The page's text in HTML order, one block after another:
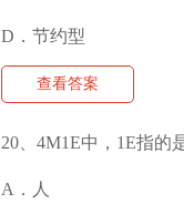
D．节约型
查看答案
20、4M1E中，1E指的
A．人